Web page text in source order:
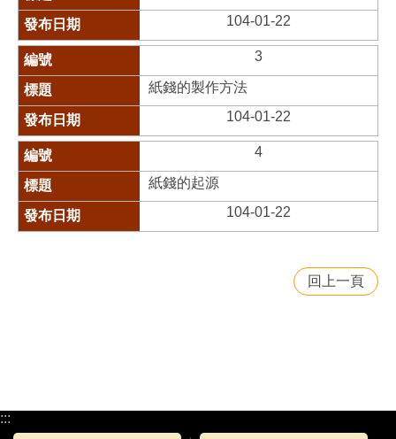
104-01-22
3
紙錢的製作方法
104-01-22
4
紙錢的起源
104-01-22
回上一頁
:::